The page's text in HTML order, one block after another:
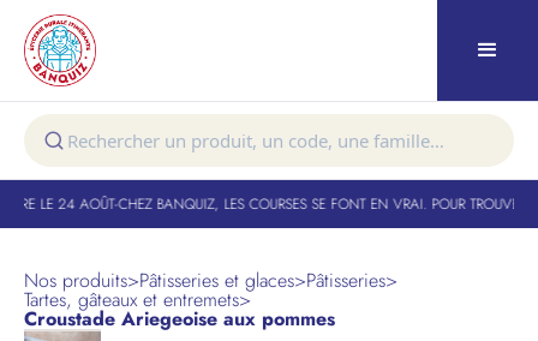
LE 24 AOÛT-CHEZ BANQUIZ, LES COURSES SE FONT EN VRAI. POUR TROUVER
Nos produits>Pâtisseries et glaces>Pâtisseries>
Tartes, gâteaux et entremets>
Croustade Ariegeoise aux pommes